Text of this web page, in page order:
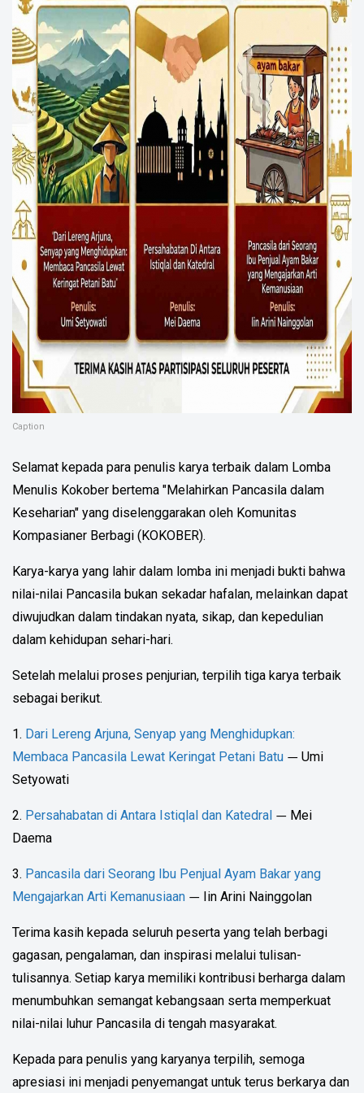
Caption
Selamat kepada para penulis karya terbaik dalam Lomba
Menulis Kokober bertema "Melahirkan Pancasila dalam
Keseharian" yang diselenggarakan oleh Komunitas
Kompasianer Berbagi (KOKOBER).
Karya-karya yang lahir dalam lomba ini menjadi bukti bahwa
nilai-nilai Pancasila bukan sekadar hafalan, melainkan dapat
diwujudkan dalam tindakan nyata, sikap, dan kepedulian
dalam kehidupan sehari-hari.
Setelah melalui proses penjurian, terpilih tiga karya terbaik
sebagai berikut.
1. Dari Lereng Arjuna, Senyap yang Menghidupkan:
Membaca Pancasila Lewat Keringat Petani Batu — Umi
Setyowati
2. Persahabatan di Antara Istiqlal dan Katedral — Mei
Daema
3. Pancasila dari Seorang Ibu Penjual Ayam Bakar yang
Mengajarkan Arti Kemanusiaan — Iin Arini Nainggolan
Terima kasih kepada seluruh peserta yang telah berbagi
gagasan, pengalaman, dan inspirasi melalui tulisan-
tulisannya. Setiap karya memiliki kontribusi berharga dalam
menumbuhkan semangat kebangsaan serta memperkuat
nilai-nilai luhur Pancasila di tengah masyarakat.
Kepada para penulis yang karyanya terpilih, semoga
apresiasi ini menjadi penyemangat untuk terus berkarya dan